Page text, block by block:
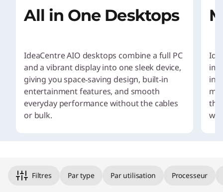
All in One Desktops
IdeaCentre AIO desktops combine a full PC
and a vibrant display into one sleek device,
giving you space‑saving design, built‑in
entertainment features, and smooth
everyday performance without the cables
or bulk.
in
the
Filtres Par type Par utilisation Processeur